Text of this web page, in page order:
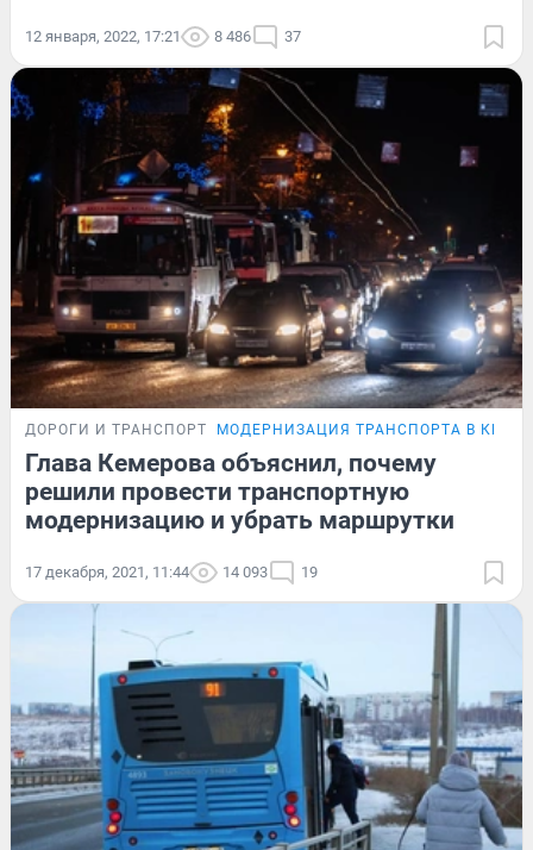
12 января, 2022, 17:21 8 486 37
ДОРОГИ И ТРАНСПОРТ МОДЕРНИЗАЦИЯ ТРАНСПОРТА В
Глава Кемерова объяснил, почему
решили провести транспортную
модернизацию и убрать маршрутки
17 декабря, 2021, 11:44 14 093 19